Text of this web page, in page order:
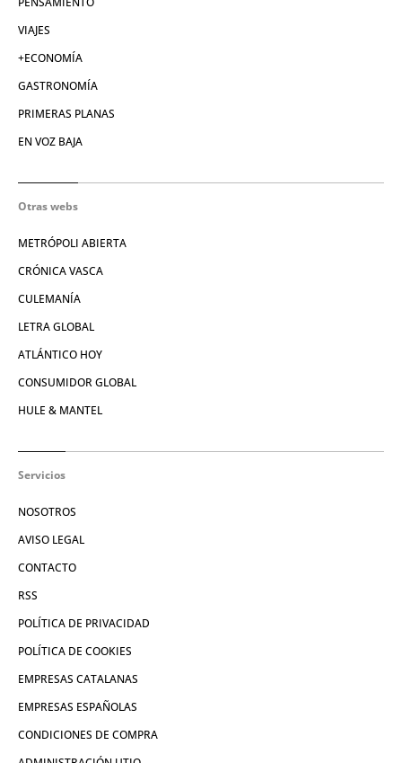
VIAJES
+ECONOMÍA
GASTRONOMÍA
PRIMERAS PLANAS
EN VOZ BAJA
Otras webs
METRÓPOLI ABIERTA
CRÓNICA VASCA
CULEMANÍA
LETRA GLOBAL
ATLÁNTICO HOY
CONSUMIDOR GLOBAL
HULE & MANTEL
Servicios
NOSOTROS
AVISO LEGAL
CONTACTO
RSS
POLÍTICA DE PRIVACIDAD
POLÍTICA DE COOKIES
EMPRESAS CATALANAS
EMPRESAS ESPAÑOLAS
CONDICIONES DE COMPRA